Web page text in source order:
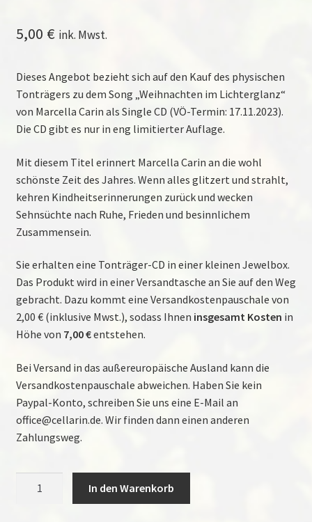
5,00 € ink. Mwst.
Dieses Angebot bezieht sich auf den Kauf des physischen
Tonträgers zu dem Song „Weihnachten im Lichterglanz“
von Marcella Carin als Single CD (VÖ-Termin: 17.11.2023).
Die CD gibt es nur in eng limitierter Auflage.
Mit diesem Titel erinnert Marcella Carin an die wohl
schönste Zeit des Jahres. Wenn alles glitzert und strahlt,
kehren Kindheitserinnerungen zurück und wecken
Sehnsüchte nach Ruhe, Frieden und besinnlichem
Zusammensein.
Sie erhalten eine Tonträger-CD in einer kleinen Jewelbox.
Das Produkt wird in einer Versandtasche an Sie auf den Weg
gebracht. Dazu kommt eine Versandkostenpauschale von
2,00 € (inklusive Mwst.), sodass Ihnen insgesamt Kosten in
Höhe von 7,00 €entstehen.
Bei Versand in das außereuropäische Ausland kann die
Versandkostenpauschale abweichen. Haben Sie kein
Paypal-Konto, schreiben Sie uns eine E-Mail an
office@cellarin.de. Wir finden dann einen anderen
Zahlungsweg.
In den Warenkorb